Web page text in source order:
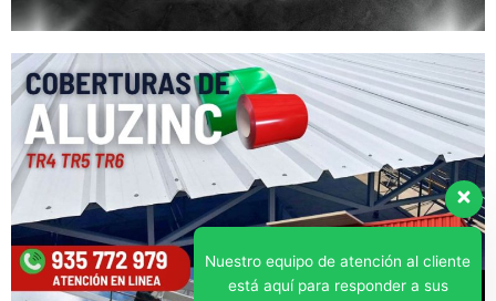
Nuestro equipo de atención al cliente
está aquí para responder a sus